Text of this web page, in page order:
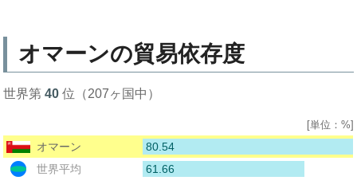
オマーンの貿易依存度
世界第40 位（207ヶ国中）
[単位：%]
オマーン
80.54
世界平均
61.66